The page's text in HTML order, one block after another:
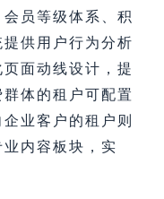
员等级体系、积
供用户行为分析
面动线设计，提
体的租户可配置
业客户的租户则
内容板块，实